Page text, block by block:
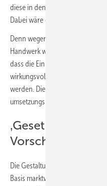
diese in den
Dabei wäre das so wichtig, um
Denn wegen der erwarteten
Handwerk wie auch dessen
dass die Einrichtungen des
wirkungsvoll in die Prozesse zur
werden. Dies gilt in besonderer
umsetzungsrelevanten
Die Gestaltung eines freien,
Basis marktwirtschaftlicher